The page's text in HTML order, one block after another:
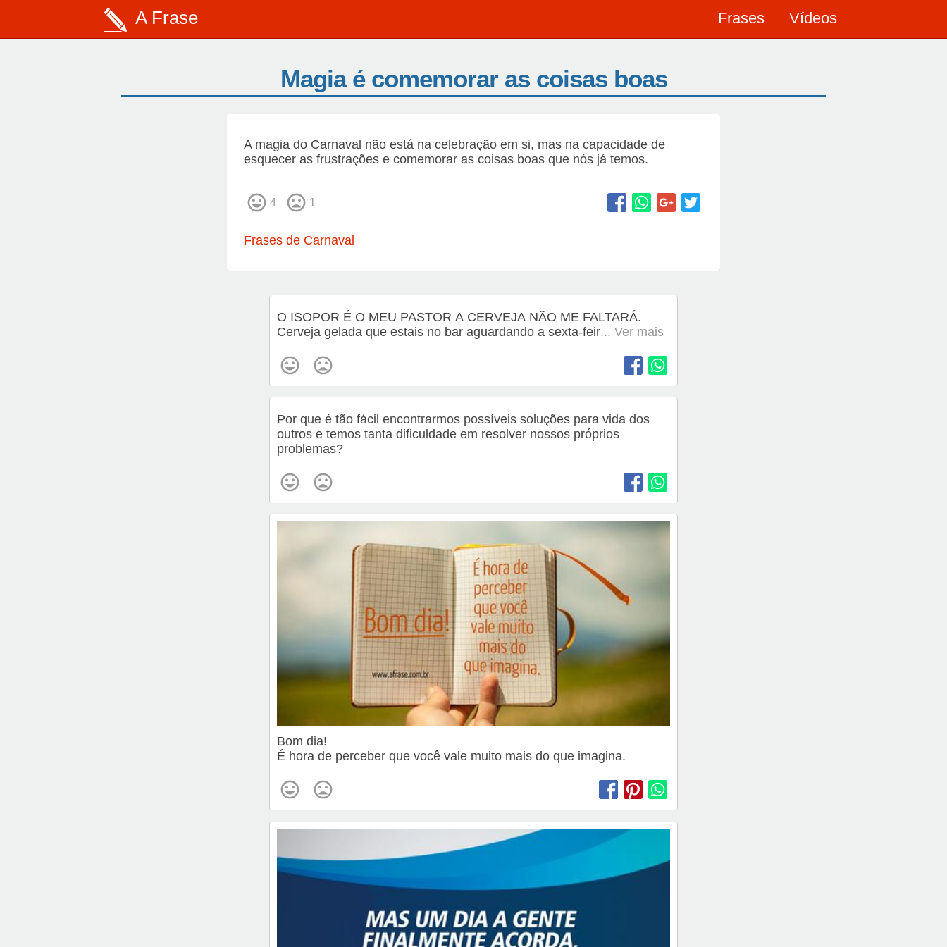
A Frase Frases Vídeos
Magia é comemorar as coisas boas
A magia do Carnaval não está na celebração em si, mas na capacidade de
esquecer as frustrações e comemorar as coisas boas que nós já temos.
4 1
Frases de Carnaval
O ISOPOR É O MEU PASTOR A CERVEJA NÃO ME FALTARÁ.
Cerveja gelada que estais no bar aguardando a sexta-feir... Ver mais
Por que é tão fácil encontrarmos possíveis soluções para vida dos
outros e temos tanta dificuldade em resolver nossos próprios
problemas?
Bom dia!
É hora de perceber que você vale muito mais do que imagina.